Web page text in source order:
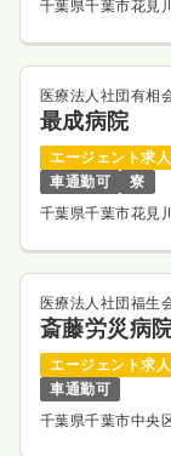
千葉県千葉市花見
医療法人社団有相
最成病院
エージェント求人
車通勤可
寮
千葉県千葉市花見
医療法人社団福生
斎藤労災病
エージェント求人
車通勤可
千葉県千葉市中央